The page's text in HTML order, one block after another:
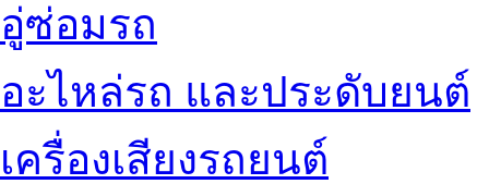
อู่ซ่อมรถ
อะไหล่รถ และประดับยนต์
เครื่องเสียงรถยนต์